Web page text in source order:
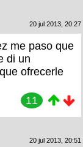
20 jul 2013, 20:27
me paso que
di un
ofrecerle
11
20 jul 2013, 20:51